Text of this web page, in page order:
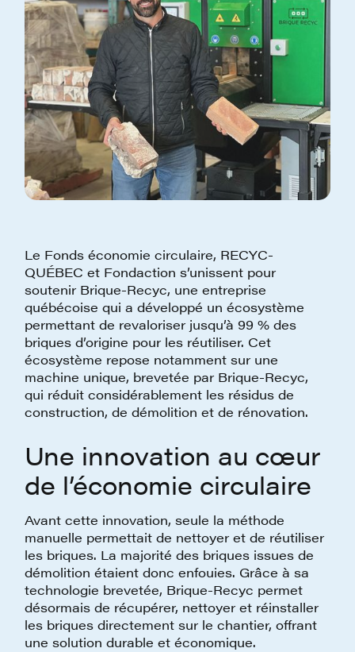
Le Fonds économie circulaire, RECYC-
QUÉBEC et Fondaction s’unissent pour
soutenir Brique-Recyc, une entreprise
québécoise qui a développé un écosystème
permettant de revaloriser jusqu’à 99 % des
briques d’origine pour les réutiliser. Cet
écosystème repose notamment sur une
machine unique, brevetée par Brique-Recyc,
qui réduit considérablement les résidus de
construction, de démolition et de rénovation.
Une innovation au cœur
de l’économie circulaire
Avant cette innovation, seule la méthode
manuelle permettait de nettoyer et de réutiliser
les briques. La majorité des briques issues de
démolition étaient donc enfouies. Grâce à sa
technologie brevetée, Brique-Recyc permet
désormais de récupérer, nettoyer et réinstaller
les briques directement sur le chantier, offrant
une solution durable et économique.